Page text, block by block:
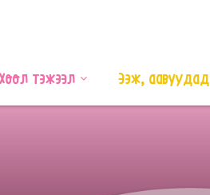
Хоол тэжээл Ээж, аавуудад